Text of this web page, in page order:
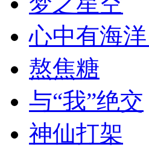
心中有海
熬焦糖
与“我”绝交
神仙打架